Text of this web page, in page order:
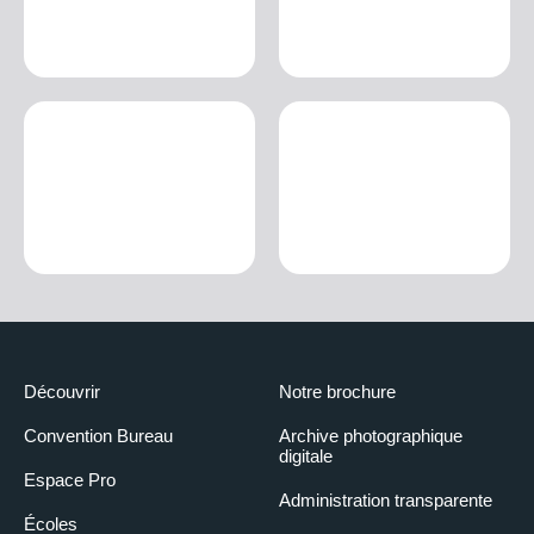
Découvrir
Convention Bureau
Espace Pro
Écoles
Notre brochure
Archive photographique
digitale
Administration transparente